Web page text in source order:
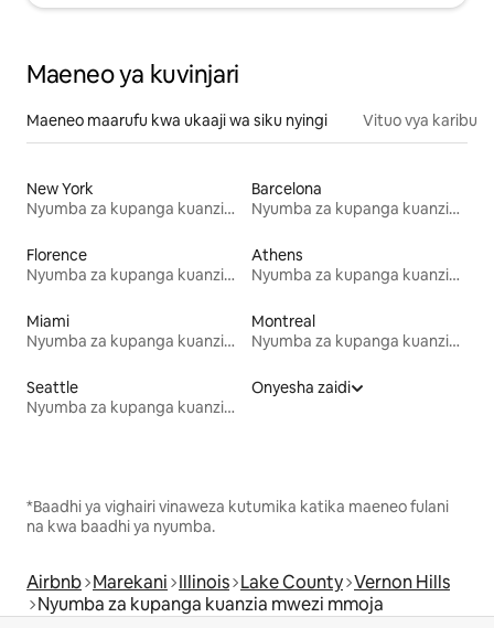
Maeneo ya kuvinjari
Maeneo maarufu kwa ukaaji wa siku nyingi Vituo vya karibu
New York
Nyumba za kupanga kuanzia mwezi mmoja
Barcelona
Nyumba za kupanga kuanzia mwezi mmoja
Florence
Nyumba za kupanga kuanzia mwezi mmoja
Athens
Nyumba za kupanga kuanzia mwezi mmoja
Miami
Nyumba za kupanga kuanzia mwezi mmoja
Montreal
Nyumba za kupanga kuanzia mwezi mmoja
Seattle
Nyumba za kupanga kuanzia mwezi mmoja
Onyesha zaidi
*Baadhi ya vighairi vinaweza kutumika katika maeneo fulani
na kwa baadhi ya nyumba.
Airbnb Marekani Illinois Lake County Vernon Hills
Nyumba za kupanga kuanzia mwezi mmoja